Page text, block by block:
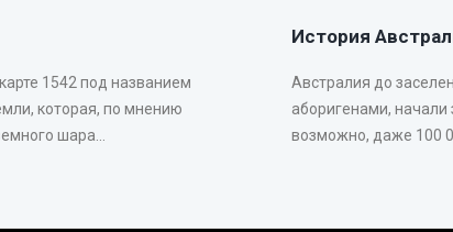
1542 под названием
которая, по мнению
шара...
История
Австралия до
аборигенами, начали
возможно, даже 100